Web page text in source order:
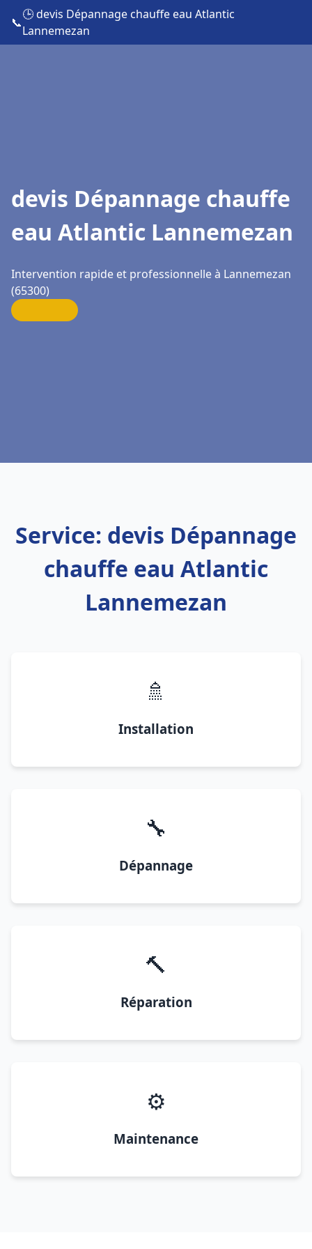
📞
🕒 devis Dépannage chauffe eau Atlantic
Lannemezan
devis Dépannage chauffe
eau Atlantic Lannemezan
Intervention rapide et professionnelle à Lannemezan
(65300)
Service: devis Dépannage
chauffe eau Atlantic
Lannemezan
🚿
Installation
🔧
Dépannage
🔨
Réparation
⚙️
Maintenance